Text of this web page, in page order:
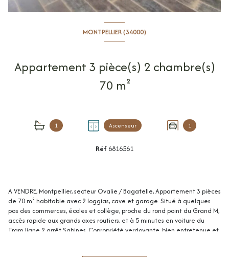
MONTPELLIER (34000)
Appartement 3 pièce(s) 2 chambre(s)
70 m²
1 Ascenseur 1
Réf 6816561
A VENDRE, Montpellier, secteur Ovalie / Bagatelle, Appartement 3 pièces
de 70 m² habitable avec 2 loggias, cave et garage. Situé à quelques
pas des commerces, écoles et collège, proche du rond point du Grand M,
accès rapide aux grands axes routiers, et à 5 minutes en voiture du
Tram ligne 2 arrêt Sabines. Copropriété verdoyante, bien entretenue et